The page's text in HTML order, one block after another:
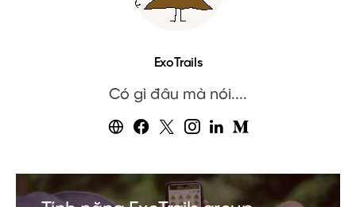
ExoTrails
Có gì đâu mà nói....